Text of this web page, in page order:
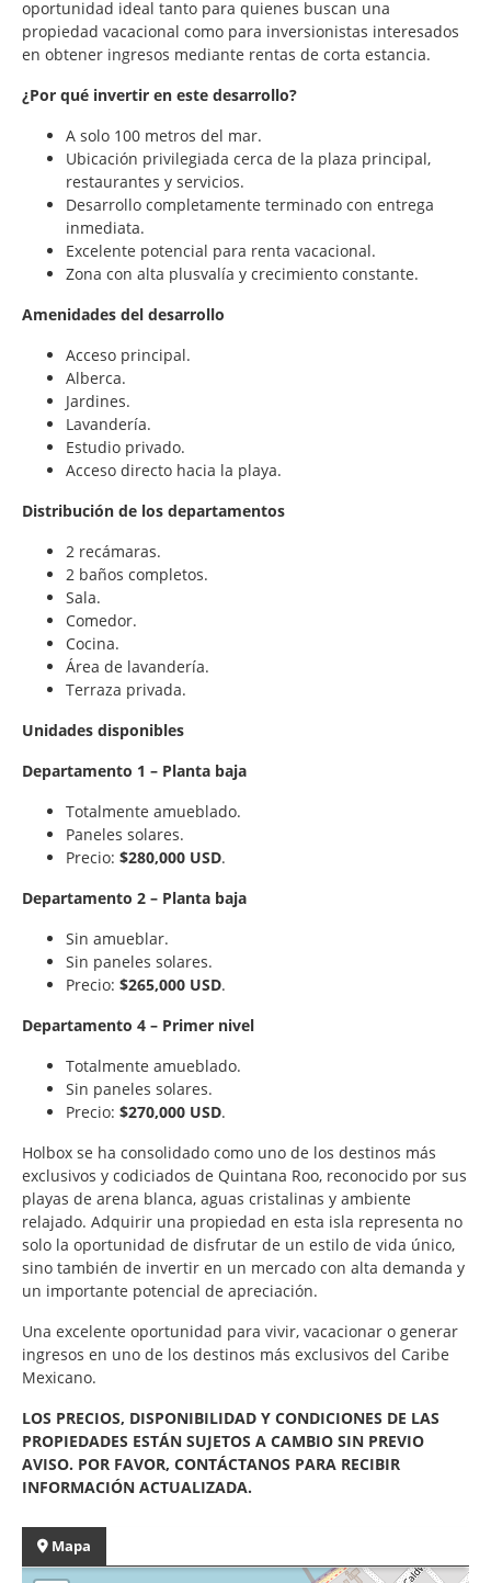
oportunidad ideal tanto para quienes buscan una
propiedad vacacional como para inversionistas interesados
en obtener ingresos mediante rentas de corta estancia.
¿Por qué invertir en este desarrollo?
A solo 100 metros del mar.
Ubicación privilegiada cerca de la plaza principal,
restaurantes y servicios.
Desarrollo completamente terminado con entrega
inmediata.
Excelente potencial para renta vacacional.
Zona con alta plusvalía y crecimiento constante.
Amenidades del desarrollo
Acceso principal.
Alberca.
Jardines.
Lavandería.
Estudio privado.
Acceso directo hacia la playa.
Distribución de los departamentos
2 recámaras.
2 baños completos.
Sala.
Comedor.
Cocina.
Área de lavandería.
Terraza privada.
Unidades disponibles
Departamento 1 – Planta baja
Totalmente amueblado.
Paneles solares.
Precio: $280,000 USD.
Departamento 2 – Planta baja
Sin amueblar.
Sin paneles solares.
Precio: $265,000 USD.
Departamento 4 – Primer nivel
Totalmente amueblado.
Sin paneles solares.
Precio: $270,000 USD.
Holbox se ha consolidado como uno de los destinos más
exclusivos y codiciados de Quintana Roo, reconocido por sus
playas de arena blanca, aguas cristalinas y ambiente
relajado. Adquirir una propiedad en esta isla representa no
solo la oportunidad de disfrutar de un estilo de vida único,
sino también de invertir en un mercado con alta demanda y
un importante potencial de apreciación.
Una excelente oportunidad para vivir, vacacionar o generar
ingresos en uno de los destinos más exclusivos del Caribe
Mexicano.
LOS PRECIOS, DISPONIBILIDAD Y CONDICIONES DE LAS
PROPIEDADES ESTÁN SUJETOS A CAMBIO SIN PREVIO
AVISO. POR FAVOR, CONTÁCTANOS PARA RECIBIR
INFORMACIÓN ACTUALIZADA.
Mapa